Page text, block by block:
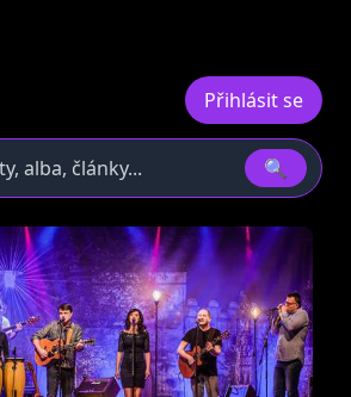
Přihlásit se
🔍